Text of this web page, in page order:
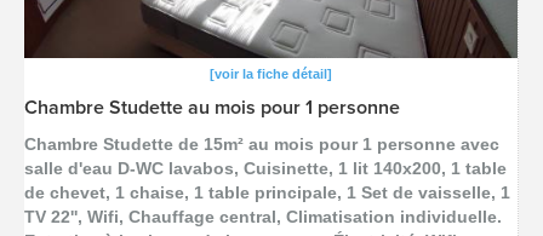
[voir la fiche détail]
Chambre Studette au mois pour 1 personne
Chambre Studette de 15m² au mois pour 1 personne avec
salle d'eau D-WC lavabos, Cuisinette, 1 lit 140x200, 1 table
de chevet, 1 chaise, 1 table principale, 1 Set de vaisselle, 1
TV 22'', Wifi, Chauffage central, Climatisation individuelle.